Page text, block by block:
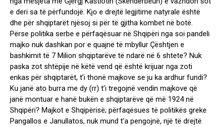
e deri sa të përfundojë. Kjo e drejtë legjitime natyrale është
dhe për shqiptarët njësoj si për të gjitha kombet në botë.
Përse politika serbe e përfaqësuar në Shqipëri nga soi pandeli
majko nuk dashkan por e quajnë të mbyllur Çështjen e
bashkimit të 7 Milion shqiptarëve të ndarë në 6 shtete? Nuk
paska zot shtëpije në këtë vend që është krijuar nga zoti
enkas për shqiptarët, t’i thonë majkove se ju ka ardhur fundi?
Ku janë ato burra me dy (rr) t’i tregojnë vendin majkove që
janë montuar e hanë bukën e shqiptarëve që më 1924 në
Shqipëri? Majkot e Shqipërisë; përfaqësues të politikës greke
Pangallos e Janullatos, nuk mund t’a pengojnë, një të drejtë